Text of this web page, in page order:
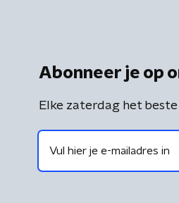
Abonneer je op
Elke zaterdag het beste